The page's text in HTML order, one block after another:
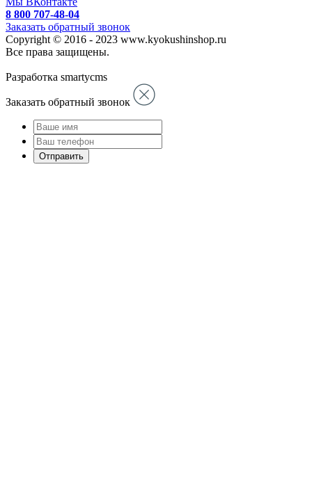
8 800 707-48-04
Заказать обратный звонок
Copyright © 2016 - 2023 www.kyokushinshop.ru
Все права защищены.
Разработка smartycms
Заказать обратный звонок
Отправить